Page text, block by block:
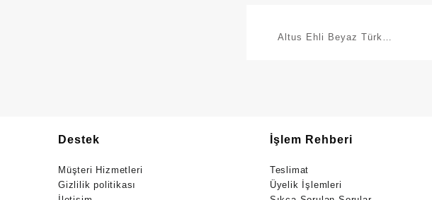
Altus Ehli Beyaz Türk
Destek
Müşteri Hizmetleri
Gizlilik politikası
İşlem Rehberi
Teslimat
Üyelik İşlemleri